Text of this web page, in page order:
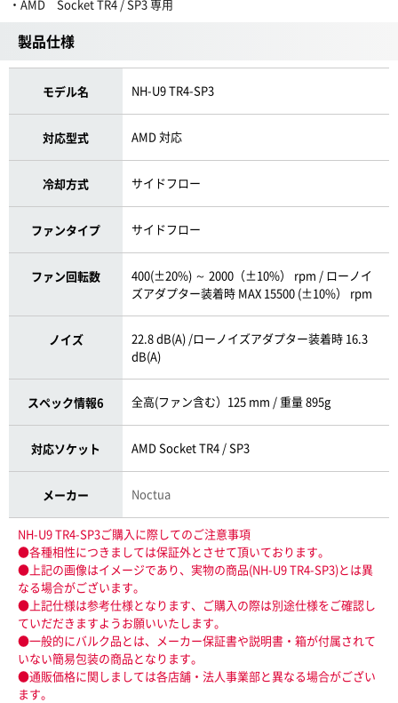
・AMD Socket TR4 / SP3 専用
製品仕様
モデル名 NH-U9 TR4-SP3
対応型式 AMD 対応
冷却方式 サイドフロー
ファンタイプ サイドフロー
ファン回転数
400(±20%) ～ 2000（±10%） rpm / ローノイ
ズアダプター装着時 MAX 15500 (±10%） rpm
ノイズ
22.8 dB(A) /ローノイズアダプター装着時 16.3
dB(A)
スペック情報6 全高(ファン含む）125 mm / 重量 895g
対応ソケット AMD Socket TR4 / SP3
メーカー Noctua
NH-U9 TR4-SP3ご購入に際してのご注意事項
●各種相性につきましては保証外とさせて頂いております。
●上記の画像はイメージであり、実物の商品(NH-U9 TR4-SP3)とは異
なる場合がございます。
●上記仕様は参考仕様となります、ご購入の際は別途仕様をご確認し
ていだだきますようお願いいたします。
●一般的にバルク品とは、メーカー保証書や説明書・箱が付属されて
いない簡易包装の商品となります。
●通販価格に関しましては各店舗・法人事業部と異なる場合がござい
ます。